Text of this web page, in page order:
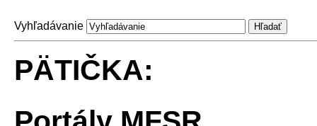
Vyhľadávanie
PÄTIČKA: